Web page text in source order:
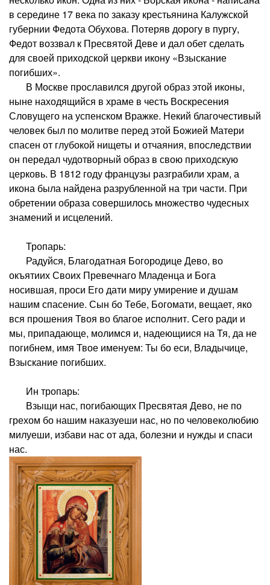
в середине 17 века по заказу крестьянина Калужской
губернии Федота Обухова. Потеряв дорогу в пургу,
Федот воззвал к Пресвятой Деве и дал обет сделать
для своей приходской церкви икону «Взыскание
погибших».
В Москве прославился другой образ этой иконы,
ныне находящийся в храме в честь Воскресения
Словущего на успенском Вражке. Некий благочестивый
человек был по молитве перед этой Божией Матери
спасен от глубокой нищеты и отчаяния, впоследствии
он передал чудотворный образ в свою приходскую
церковь. В 1812 году французы разграбили храм, а
икона была найдена разрубленной на три части. При
обретении образа совершилось множество чудесных
знамений и исцелений.
Тропарь:
Радуйся, Благодатная Богородице Дево, во
окъятиих Своих Превечнаго Младенца и Бога
носившая, проси Его дати миру умирение и душам
нашим спасение. Сын бо Тебе, Богомати, вещает, яко
вся прошения Твоя во благое исполнит. Сего ради и
мы, припадающе, молимся и, надеющиися на Тя, да не
погибнем, имя Твое именуем: Ты бо еси, Владычице,
Взыскание погибших.
Ин тропарь:
Взыщи нас, погибающих Пресвятая Дево, не по
грехом бо нашим наказуеши нас, но по человеколюбию
милуеши, избави нас от ада, болезни и нужды и спаси
нас.